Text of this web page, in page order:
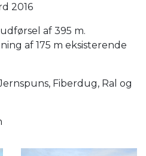
2016
af 395 m.
af 175 m eksisterende
Fiberdug, Ral og